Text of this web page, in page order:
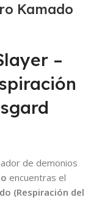
Kamado
–
de demonios
encuentras el
(Respiración del